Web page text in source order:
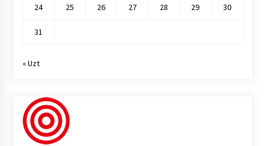
24 25 26 27 28 29 30
31
« Uzt